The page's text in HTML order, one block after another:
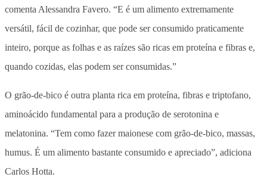
comenta Alessandra Favero. “E é um alimento extremamente
versátil, fácil de cozinhar, que pode ser consumido praticamente
inteiro, porque as folhas e as raízes são ricas em proteína e fibras e,
quando cozidas, elas podem ser consumidas.”
O grão-de-bico é outra planta rica em proteína, fibras e triptofano,
aminoácido fundamental para a produção de serotonina e
melatonina. “Tem como fazer maionese com grão-de-bico, massas,
humus. É um alimento bastante consumido e apreciado”, adiciona
Carlos Hotta.